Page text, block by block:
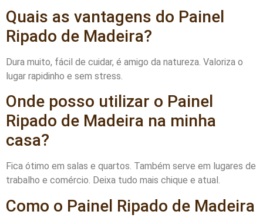
Quais as vantagens do Painel
Ripado de Madeira?
Dura muito, fácil de cuidar, é amigo da natureza. Valoriza o
lugar rapidinho e sem stress.
Onde posso utilizar o Painel
Ripado de Madeira na minha
casa?
Fica ótimo em salas e quartos. Também serve em lugares de
trabalho e comércio. Deixa tudo mais chique e atual.
Como o Painel Ripado de Madeira